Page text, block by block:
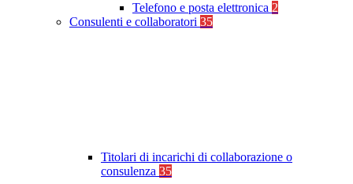
Telefono e posta elettronica 2
Consulenti e collaboratori 35
Titolari di incarichi di collaborazione o
consulenza 35